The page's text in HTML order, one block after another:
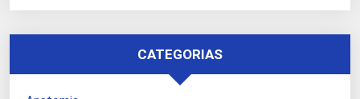
CATEGORIAS